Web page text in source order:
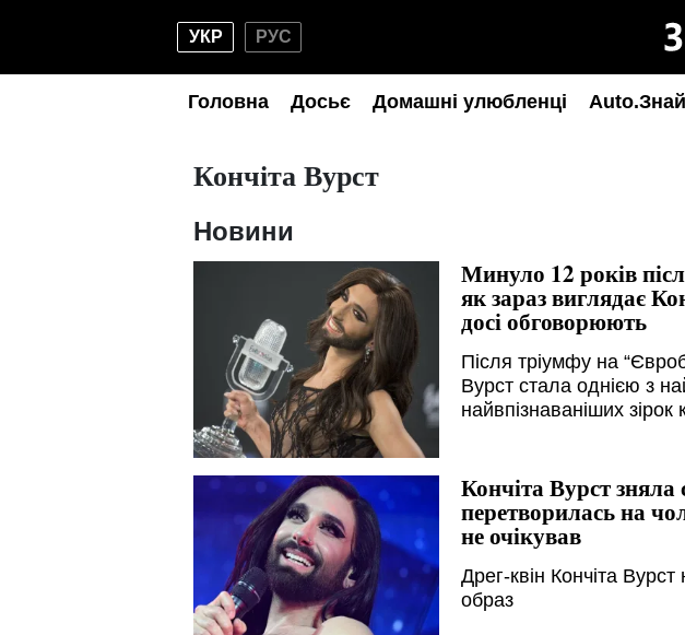
УКР РУС
Головна Досьє Домашні улюбленці Auto.Знай
Кончіта Вурст
Новини
Минуло 12 років
як зараз виглядає
досі обговорюють
Після тріумфу на
Вурст стала однією з
найвпізнаваніших зірок
Кончіта Вурст
перетворилась на
не очікував
Дрег-квін Кончіта
образ